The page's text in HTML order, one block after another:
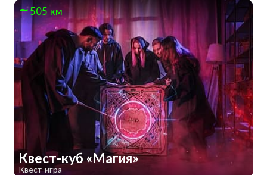
505 км
Квест-куб «Магия»
Квест-игра